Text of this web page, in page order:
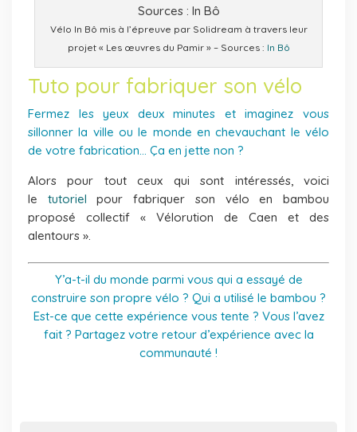
Vélo In Bô mis à l’épreuve par Solidream à travers leur
projet « Les œuvres du Pamir » – Sources : In Bô
Tuto pour fabriquer son vélo
Fermez les yeux deux minutes et imaginez vous
sillonner la ville ou le monde en chevauchant le vélo
de votre fabrication… Ça en jette non ?
Alors pour tout ceux qui sont intéressés, voici
le tutorielpour fabriquer son vélo en bambou
proposé collectif « Vélorution de Caen et des
alentours ».
Y’a-t-il du monde parmi vous qui a essayé de
construire son propre vélo ? Qui a utilisé le bambou ?
Est-ce que cette expérience vous tente ? Vous l’avez
fait ? Partagez votre retour d’expérience avec la
communauté !